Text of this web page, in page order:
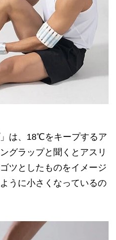
」は、18℃をキープするア
グラップと聞くとアスリ
ツとしたものをイメージ
うに小さくなっているの